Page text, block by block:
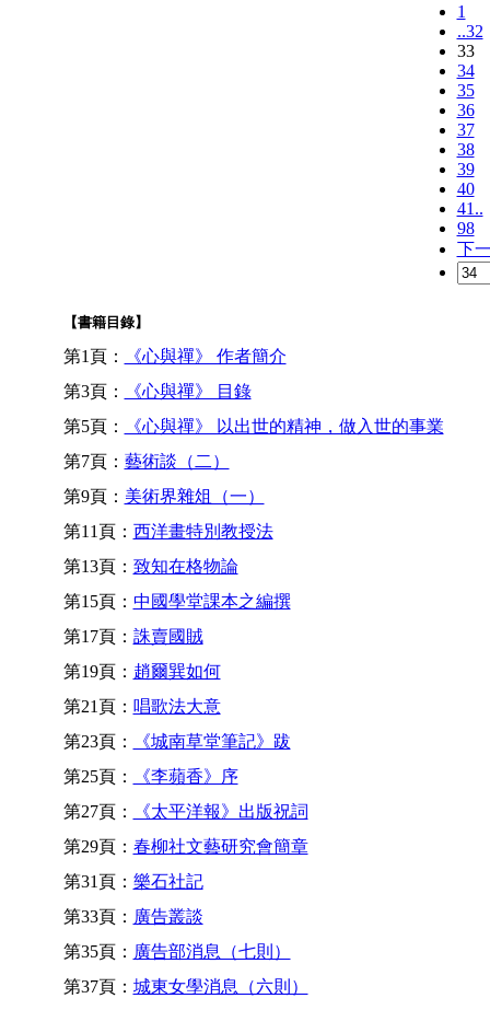
1
..32
33
34
35
36
37
38
39
40
41..
98
下
【書籍目錄】
第1頁：
《心與禪》 作者簡介
第3頁：
《心與禪》 目錄
第5頁：
《心與禪》 以出世的精神，做入世的事業
第7頁： 藝術談（二）
第9頁： 美術界雜俎（一）
第11頁： 西洋畫特別教授法
第13頁： 致知在格物論
第15頁： 中國學堂課本之編撰
第17頁： 誅賣國賊
第19頁： 趙爾巽如何
第21頁： 唱歌法大意
第23頁：
《城南草堂筆記》跋
第25頁：
《李蘋香》序
第27頁：
《太平洋報》出版祝詞
第29頁： 春柳社文藝研究會簡章
第31頁： 樂石社記
第33頁： 廣告叢談
第35頁： 廣告部消息（七則）
第37頁： 城東女學消息（六則）